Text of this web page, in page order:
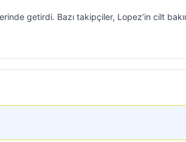
getirdi. Bazı takipçiler, Lopez’in cilt